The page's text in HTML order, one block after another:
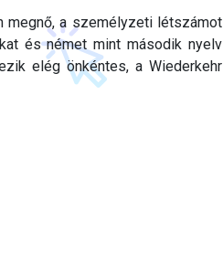
megnő, a személyzeti létszámot
és német mint második nyelv
elég önkéntes, a Wiederkehr